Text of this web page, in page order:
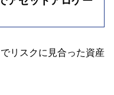
リスクに見合った資産